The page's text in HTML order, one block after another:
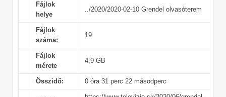
Fájlok
helye
../2020/2020-02-10 Grendel olvasóterem
Fájlok
száma:
19
Fájlok
mérete
4,9 GB
Összidő: 0 óra 31 perc 22 másodperc